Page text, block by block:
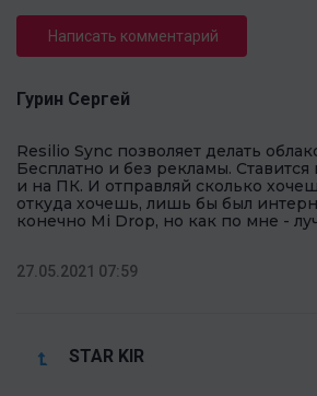
Написать комментарий
Гурин Сергей
Resilio Sync позволяет делать
Бесплатно и без рекламы. Ставится
и на ПК. И отправляй сколько
откуда хочешь, лишь бы был
конечно Mi Drop, но как по мне -
27.05.2021 07:59
STAR KIR